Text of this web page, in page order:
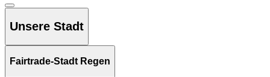
Unsere Stadt
Fairtrade-Stadt Regen